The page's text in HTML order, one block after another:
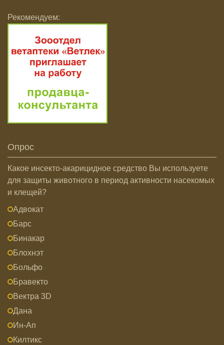
Рекомендуем:
Опрос
Какое инсекто-акарицидное средство Вы используете
для защиты животного в период активности насекомых
и клещей?
Адвокат
Барс
Бинакар
Блохнэт
Больфо
Бравекто
Вектра 3D
Дана
Ин-Ап
Килтикс